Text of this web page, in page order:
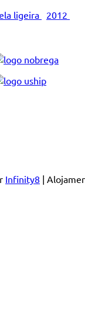
ligeira
2012
Infinity8 |